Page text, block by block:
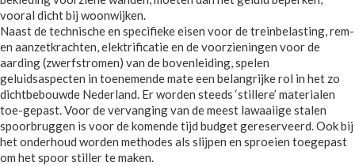
vooral dicht bij woonwijken.
Naast de technische en specifieke eisen voor de treinbelasting, rem-
en aanzetkrachten, elektrificatie en de voorzieningen voor de
aarding (zwerfstromen) van de bovenleiding, spelen
geluidsaspecten in toenemende mate een belangrijke rol in het zo
dichtbebouwde Nederland. Er worden steeds ‘stillere’ materialen
toe-gepast. Voor de vervanging van de meest lawaaiige stalen
spoorbruggen is voor de komende tijd budget gereserveerd. Ook bij
het onderhoud worden methodes als slijpen en sproeien toegepast
om het spoor stiller te maken.